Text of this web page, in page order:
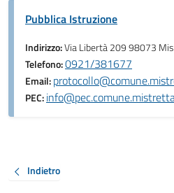
Pubblica Istruzione
Indirizzo:Via Libertà 209 98073
Telefono:0921/381677
Email:
PEC:
Indietro